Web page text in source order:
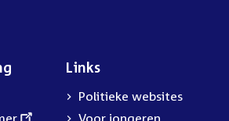
Links
Politieke websites
Voor jongeren